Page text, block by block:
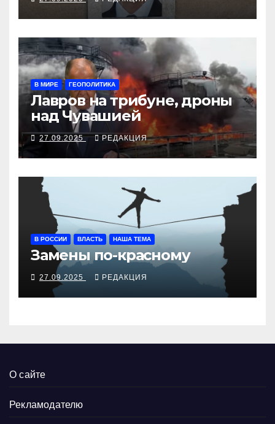
В МИРЕ ГЕОПОЛИТИКА
Лавров на трибуне, дроны
над Чувашией
27.09.2025 РЕДАКЦИЯ
В РОССИИ ВЛАСТЬ НАША ТЕМА
Замены по-красному
27.09.2025 РЕДАКЦИЯ
О сайте
Рекламодателю